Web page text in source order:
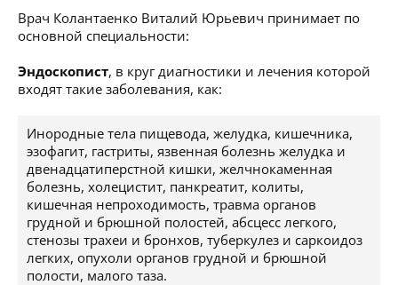
Врач Колантаенко Виталий Юрьевич принимает по
основной специальности:
Эндоскопист, в круг диагностики и лечения которой
входят такие заболевания, как:
Инородные тела пищевода, желудка, кишечника,
эзофагит, гастриты, язвенная болезнь желудка и
двенадцатиперстной кишки, желчнокаменная
болезнь, холецистит, панкреатит, колиты,
кишечная непроходимость, травма органов
грудной и брюшной полостей, абсцесс легкого,
стенозы трахеи и бронхов, туберкулез и саркоидоз
легких, опухоли органов грудной и брюшной
полости, малого таза.